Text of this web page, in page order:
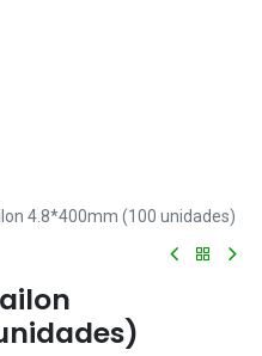
4.8*400mm (100 unidades)